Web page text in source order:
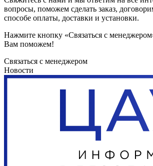
вопросы, поможем сделать заказ,
способе оплаты, доставки и установки.
Нажмите кнопку «Связаться с
Вам поможем!
Связаться с менеджером
Новости